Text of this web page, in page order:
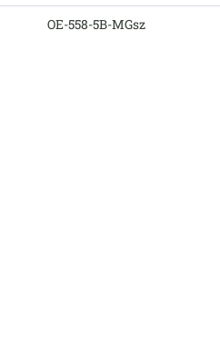
OE-558-5B-MGsz